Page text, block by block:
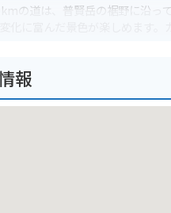
の道は、普賢岳の裾野に沿っ
変化に富んだ景色が楽しめます
街から仁田峠循環道路へアクセ
報